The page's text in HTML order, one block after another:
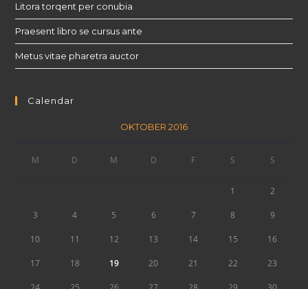
Litora torqent per conubia
Praesent libro se cursus ante
Metus vitae pharetra auctor
Calendar
OKTOBER 2016
M D M D F S S
1 2
3 4 5 6 7 8 9
10 11 12 13 14 15 16
17 18 19 20 21 22 23